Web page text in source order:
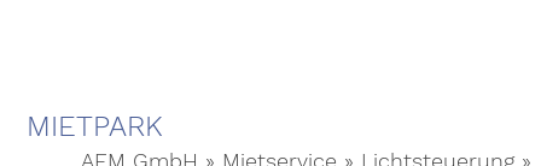
MIETPARK
AEM GmbH » Mietservice » Lichtsteuerung»